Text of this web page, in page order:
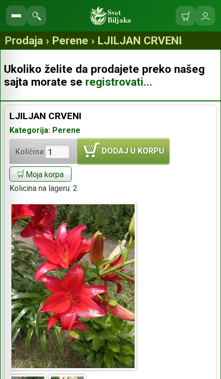
Pretraga
prodavnice
Svet
Biljaka Korpa
se
Prodaja › Perene › LJILJAN CRVENI
Ukoliko želite da prodajete preko našeg
sajta morate se registrovati...
LJILJAN CRVENI
Kategorija: Perene
Količina: DODAJ U KORPU
Moja korpa
Kolicina na lageru: 2